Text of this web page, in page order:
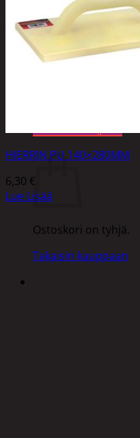
Ostoskori on tyhjä.
Takaisin kauppaan
HIERRIN PU 140×280MM
6,30 €
Lue Lisää